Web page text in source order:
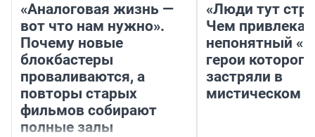
«Аналоговая жизнь —
вот что нам нужно».
Почему новые
блокбастеры
проваливаются, а
повторы старых
фильмов собирают
полные залы
«Люди тут
Чем
непонятный
герои которого
застряли в
мистическом